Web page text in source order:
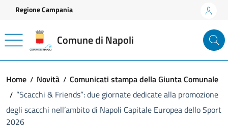
Vai ai contenuti
Vai al footer
Regione Campania
Comune di Napoli
Home Novità
Comunicati stampa della Giunta Comunale
“Scacchi & Friends”: due giornate dedicate alla promozione
degli scacchi nell’ambito di Napoli Capitale Europea dello Sport
2026